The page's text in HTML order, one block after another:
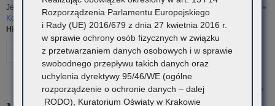
Jesteś tutaj: Strona główna » Rodzice i Uczniowie Konkursy przedmiotowe
»
Konkursy przedmiotowe - arkusze archiwalne
Małopolski Konkurs Języka
Hiszpańskiego
29 maja 2026
DrukujPoprzedni
artykuł
Małopolski
Rozporządzenia Parlamentu Europejskiego
i Rady (UE) 2016/679 z dnia 27 kwietnia 2016 r.
w sprawie ochrony osób fizycznych w związku
z przetwarzaniem danych osobowych i w sprawie
swobodnego przepływu takich danych oraz
uchylenia dyrektywy 95/46/WE (ogólne
rozporządzenie o ochronie danych – dalej
RODO), Kuratorium Oświaty w Krakowie